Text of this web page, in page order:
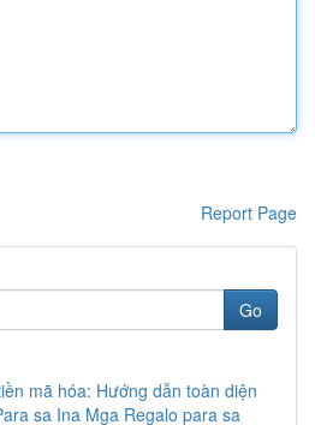
Report Page
Go
mã hóa: Hướng dẫn toàn diện
sa Ina Mga Regalo para sa